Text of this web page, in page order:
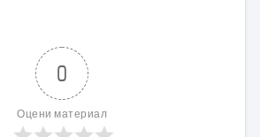
0
Оцени материал